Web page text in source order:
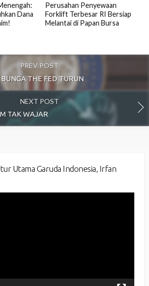
Dana
Perusahan Penyewaan
Forklift Terbesar RI Bersiap
Melantai di Papan Bursa
PREV POST
THE FED TURUN
NEXT POST
TAK WAJAR
Utama Garuda Indonesia, Irfan